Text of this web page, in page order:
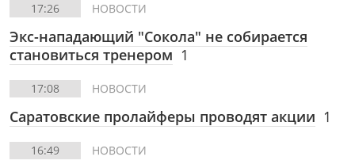
17:26 НОВОСТИ
Экс-нападающий "Сокола" не собирается
становиться тренером 1
17:08 НОВОСТИ
Саратовские пролайферы проводят акции 1
16:49 НОВОСТИ